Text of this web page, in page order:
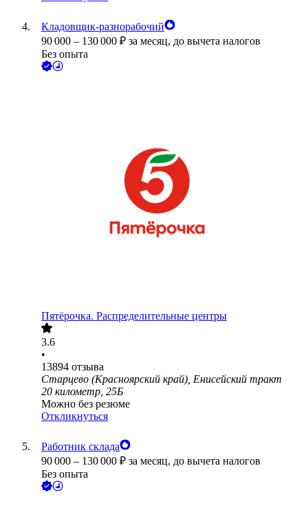
Кладовщик-разнорабочий
90 000 – 130 000 ₽ за месяц, до вычета налогов
Без опыта
Пятёрочка. Распределительные центры
3.6
•
13894 отзыва
Старцево (Красноярский край), Енисейский тракт
20 километр, 25Б
Можно без резюме
Откликнуться
Работник склада
90 000 – 130 000 ₽ за месяц, до вычета налогов
Без опыта